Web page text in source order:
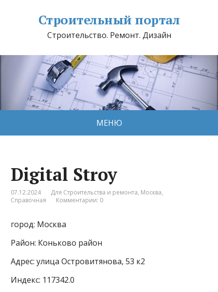
Строительный портал
Строительство. Ремонт. Дизайн
МЕНЮ
Digital Stroy
07.12.2024 Для Строительства и ремонта, Москва,
Справочная
Комментарии: 0
город: Москва
Район: Коньково район
Адрес: улица Островитянова, 53 к2
Индекс: 117342.0